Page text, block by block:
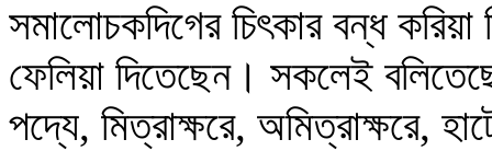
সমালোচকদিগের চিৎকার বন্ধ করিয়া
ফেলিয়া দিতেছেন। সকলেই
পদ্যে, মিত্রাক্ষরে, অমিত্রাক্ষরে,